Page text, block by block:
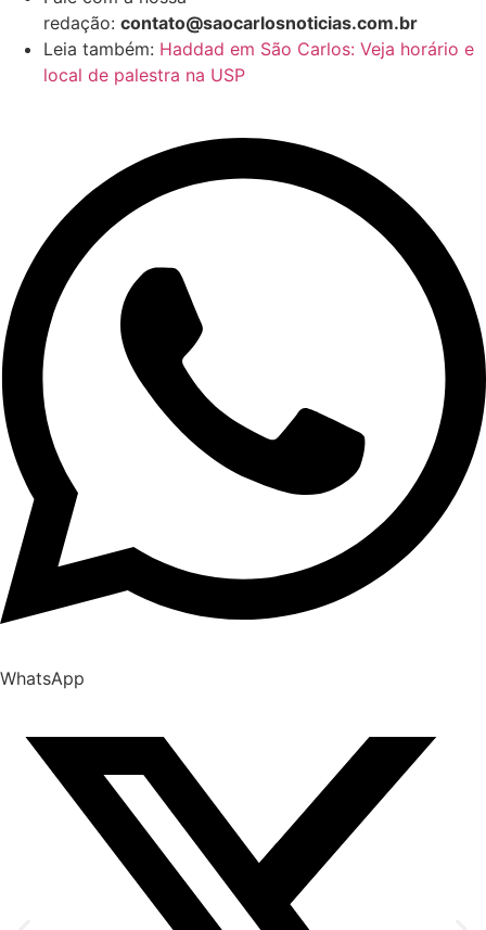
redação: contato@saocarlosnoticias.com.br
Leia também: Haddad em São Carlos: Veja horário e
local de palestra na USP
WhatsApp